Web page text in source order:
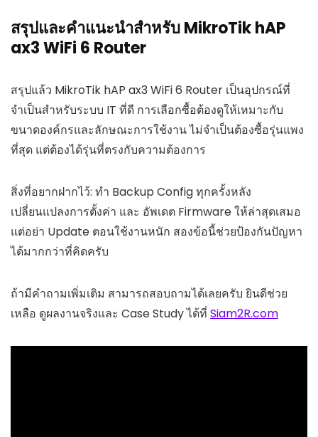
สรุปและคำแนะนำสำหรับ MikroTik hAP
ax3 WiFi 6 Router
สรุปแล้ว MikroTik hAP ax3 WiFi 6 Router เป็นอุปกรณ์ที่
จำเป็นสำหรับระบบ IT ที่ดี การเลือกซื้อต้องดูให้เหมาะกับ
ขนาดองค์กรและลักษณะการใช้งาน ไม่จำเป็นต้องซื้อรุ่นแพง
ที่สุด แต่ต้องได้รุ่นที่ตรงกับความต้องการ
สิ่งที่อยากฝากไว้: ทำ Backup Config ทุกครั้งหลัง
เปลี่ยนแปลงการตั้งค่า และ อัพเดต Firmware ให้ล่าสุดเสมอ
แต่อย่า Update ตอนใช้งานหนัก สองข้อนี้ช่วยป้องกันปัญหา
ได้มากกว่าที่คิดครับ
ถ้ามีคำถามเพิ่มเติม สามารถสอบถามได้เลยครับ ยินดีช่วย
เหลือ ดูผลงานจริงและ Case Study ได้ที่ Siam2R.com